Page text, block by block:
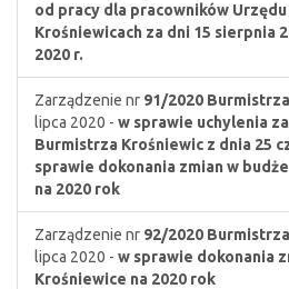
od pracy dla pracowników
Krośniewicach za dni 15 sierpnia
2020 r.
Zarządzenie nr 91/2020
lipca 2020 - w sprawie uchylenia
Burmistrza Krośniewic z dnia 25
sprawie dokonania zmian w
na 2020 rok
Zarządzenie nr 92/2020
lipca 2020 - w sprawie dokonania
Krośniewice na 2020 rok